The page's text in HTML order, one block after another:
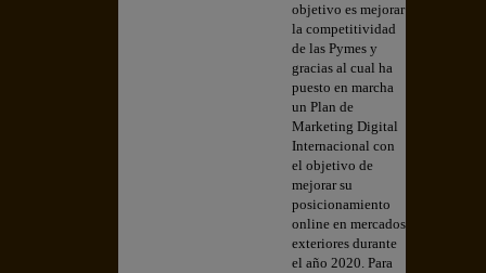
objetivo es mejorar
la competitividad
de las Pymes y
gracias al cual ha
puesto en marcha
un Plan de
Marketing Digital
Internacional con
el objetivo de
mejorar su
posicionamiento
online en mercados
exteriores durante
el año 2020. Para